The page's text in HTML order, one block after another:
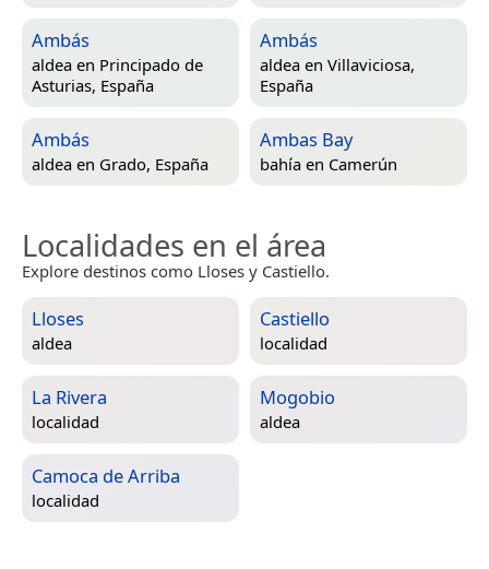
Ambás
aldea en Principado de
Asturias, España
Ambás
aldea en Villaviciosa,
España
Ambás
aldea en Grado, España
Ambas Bay
bahía en Camerún
Localidades en el área
Explore destinos como Lloses y Castiello.
Lloses
aldea
Castiello
localidad
La Rivera
localidad
Mogobio
aldea
Camoca de Arriba
localidad